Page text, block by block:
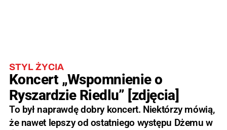
STYL ŻYCIA
Koncert „Wspomnienie o
Ryszardzie Riedlu” [zdjęcia]
To był naprawdę dobry koncert. Niektórzy mówią,
że nawet lepszy od ostatniego występu Dżemu w